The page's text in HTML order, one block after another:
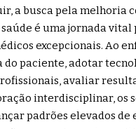
a busca pela melhoria
saúde é uma jornada
excepcionais. Ao
do paciente, adotar
avaliar
interdisciplinar, os
padrões elevados de